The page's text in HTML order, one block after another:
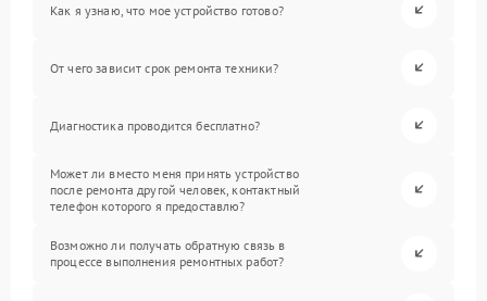
Как я узнаю, что мое устройство готово?
От чего зависит срок ремонта техники?
Диагностика проводится бесплатно?
Может ли вместо меня принять устройство
после ремонта другой человек, контактный
телефон которого я предоставлю?
Возможно ли получать обратную связь в
процессе выполнения ремонтных работ?